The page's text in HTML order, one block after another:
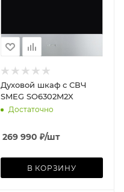
Духовой шкаф с СВЧ
SMEG SO6302M2X
Достаточно
269 990 ₽/шт
В КОРЗИНУ